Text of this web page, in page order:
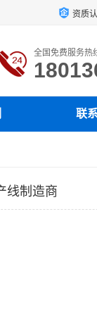
资质
全国免费服务热
联
线制造商